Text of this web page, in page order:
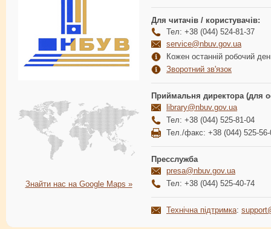
Знайти нас на Google Maps »
Для читачів / користувачів:
Тел: +38 (044) 524-81-37
service@nbuv.gov.ua
Кожен останній робочий
Зворотний зв'язок
Приймальня директора (для
library@nbuv.gov.ua
Тел: +38 (044) 525-81-04
Тел./факс: +38 (044) 525-56-
Пресслужба
presa@nbuv.gov.ua
Тел: +38 (044) 525-40-74
Технічна підтримка: